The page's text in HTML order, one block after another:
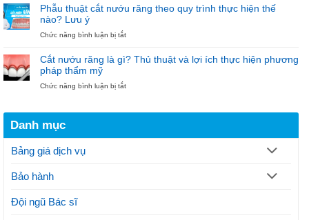
Noel”
Niềng
tại
khoa
gãy
hàm:
pháp
điều
Phẫu thuật cắt nướu răng theo quy trình thực hiện thế
nào? Lưu ý
Chức năng bình luận bị tắtở
thuật
cắt
răng
hiện
Cắt nướu răng là gì? Thủ thuật và lợi ích thực hiện phương
pháp thẩm mỹ
Chức năng bình luận bị tắtở
gì?
Danh mục
Bảng giá dịch vụ
Bảo hành
Đội ngũ Bác sĩ